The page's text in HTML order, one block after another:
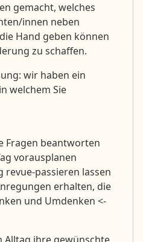
gemacht, welches
innen neben
Hand geben können
zu schaffen.
wir haben ein
welchem Sie
Fragen beantworten
vorausplanen
revue-passieren lassen
erhalten, die
und Umdenken <-